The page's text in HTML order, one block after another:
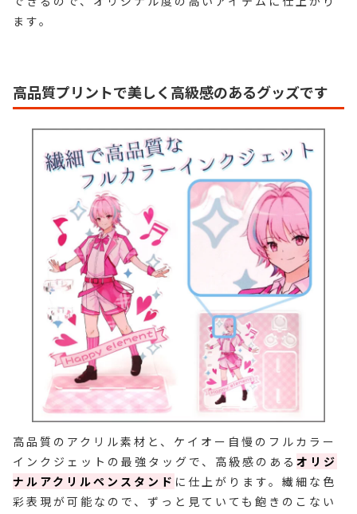
ます。
高品質プリントで美しく高級感のあるグッズです
高品質のアクリル素材と、ケイオー自慢のフルカラー
インクジェットの最強タッグで、高級感のある オリジ
ナルアクリルペンスタンド に仕上がります。繊細な色
彩表現が可能なので、ずっと見ていても飽きのこない